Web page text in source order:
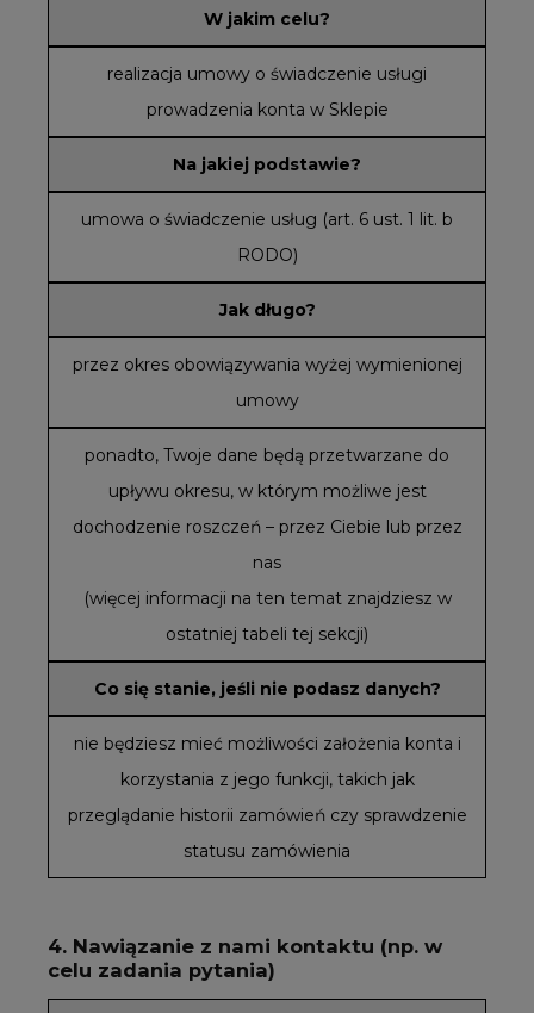
W jakim celu?
realizacja umowy o świadczenie usługi
prowadzenia konta w Sklepie
Na jakiej podstawie?
umowa o świadczenie usług (art. 6 ust. 1 lit. b
RODO)
Jak długo?
przez okres obowiązywania wyżej wymienionej
umowy
ponadto, Twoje dane będą przetwarzane do
upływu okresu, w którym możliwe jest
dochodzenie roszczeń – przez Ciebie lub przez
nas
(więcej informacji na ten temat znajdziesz w
ostatniej tabeli tej sekcji)
Co się stanie, jeśli nie podasz danych?
nie będziesz mieć możliwości założenia konta i
korzystania z jego funkcji, takich jak
przeglądanie historii zamówień czy sprawdzenie
statusu zamówienia
4. Nawiązanie z nami kontaktu (np. w
celu zadania pytania)